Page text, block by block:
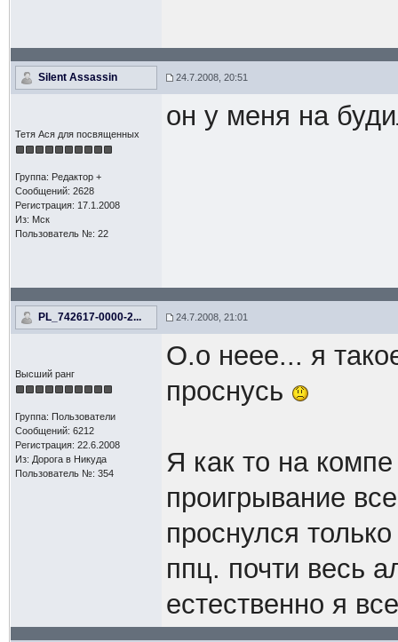
Silent Assassin 24.7.2008, 20:51
Тетя Ася для посвященных
Группа: Редактор +
Сообщений: 2628
Регистрация: 17.1.2008
Из: Мск
Пользователь №: 22
он у меня на
PL_742617-0000-2... 24.7.2008, 21:01
Высший ранг
Группа: Пользователи
Сообщений: 6212
Регистрация: 22.6.2008
Из: Дорога в Никуда
Пользователь №: 354
О.о неее... я
проснусь
Я как то на
проигрывание
проснулся
ппц. почти весь
естественно я